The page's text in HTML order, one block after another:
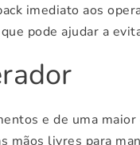
imediato aos
pode ajudar a
e de uma maior
mãos livres para